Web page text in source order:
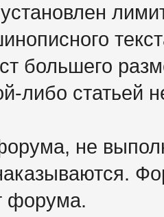
большего
либо статьей
не
форума.